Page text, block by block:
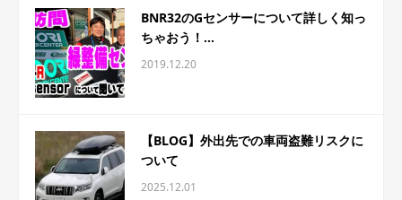
BNR32のGセンサーについて詳しく知っ
ちゃおう！...
2019.12.20
【BLOG】外出先での車両盗難リスクに
ついて
2025.12.01